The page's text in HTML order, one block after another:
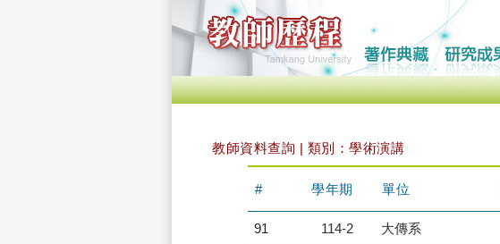
教師資料查詢 | 類別：學術演講
# 學年期 單位
91 114-2 大傳系